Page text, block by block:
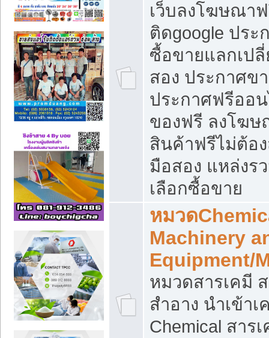
เว็บลงโฆษณา
ติดgoogle ปร
ซื้อขายแลกเป
สอง ประกาศข
ประกาศฟรีออ
ของฟรี ลงโฆ
สินค้าฟรีไม่ต้อ
มือสอง แหล่งร
เลือกซื้อขาย
หมวด
Machinery
Equipment/
หมวดสารเคมี
สำอาง นำเข้
Chemical สาร